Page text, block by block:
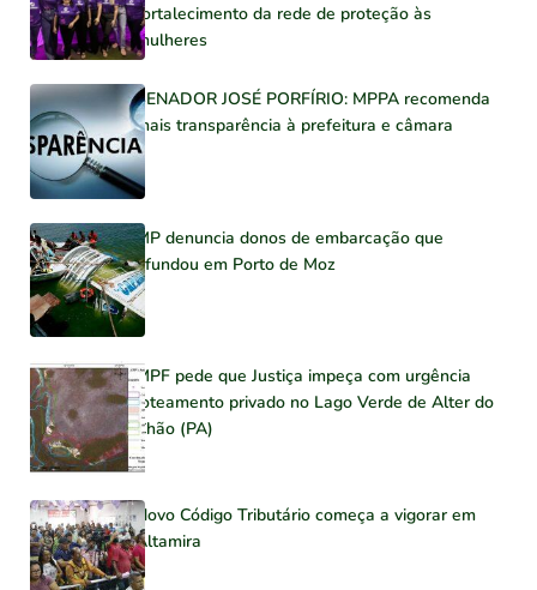
fortalecimento da rede de proteção às
mulheres
SENADOR JOSÉ PORFÍRIO: MPPA recomenda
mais transparência à prefeitura e câmara
MP denuncia donos de embarcação que
afundou em Porto de Moz
MPF pede que Justiça impeça com urgência
loteamento privado no Lago Verde de Alter do
Chão (PA)
Novo Código Tributário começa a vigorar em
Altamira